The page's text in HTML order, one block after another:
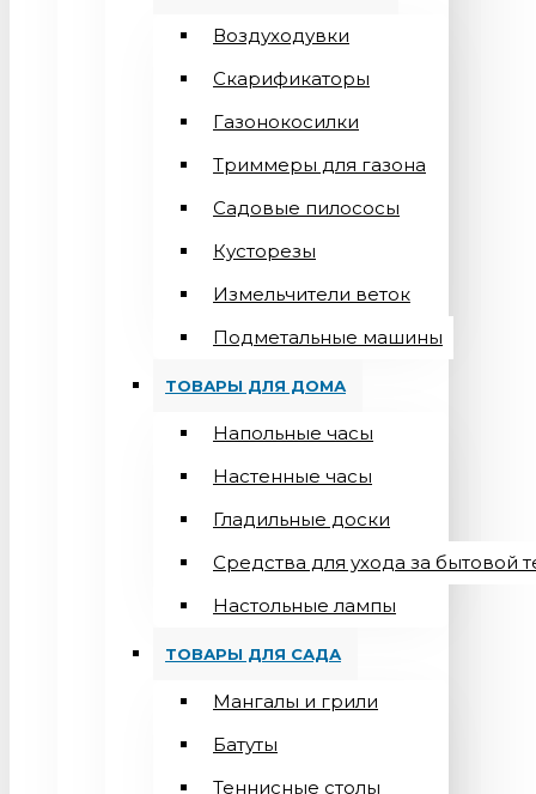
Воздуходувки
Скарификаторы
Газонокосилки
Триммеры для газона
Садовые пилососы
Кусторезы
Измельчители веток
Подметальные машины
ТОВАРЫ ДЛЯ ДОМА
Напольные часы
Настенные часы
Гладильные доски
Средства для ухода за бытовой
Настольные лампы
ТОВАРЫ ДЛЯ САДА
Мангалы и грили
Батуты
Теннисные столы